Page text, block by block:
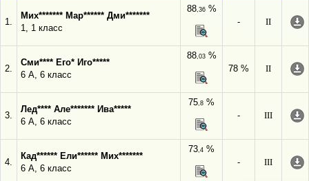
1.
Мих******* Мар****** Дми*******
1, 1 класс
88,36%
-
II
2.
Сми**** Его* Иго*****
6 А, 6 класс
88,03%
78 %
II
3.
Лед**** Але******* Ива*****
6 А, 6 класс
75,8 %
-
III
4.
Кад****** Ели****** Мих*******
6 А, 6 класс
73,4 %
-
III